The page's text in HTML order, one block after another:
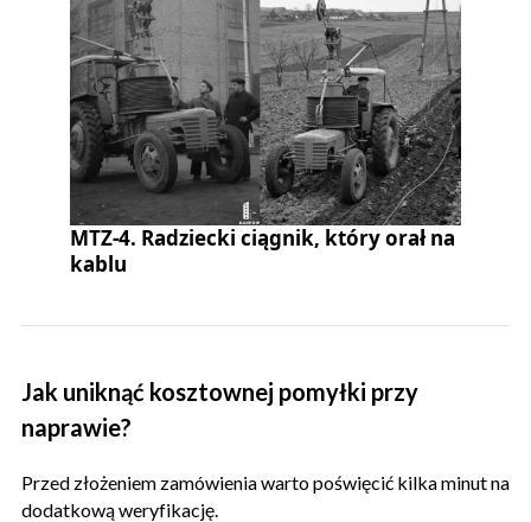
MTZ-4. Radziecki ciągnik, który orał na
kablu
Jak uniknąć kosztownej pomyłki przy
naprawie?
Przed złożeniem zamówienia warto poświęcić kilka minut na
dodatkową weryfikację.